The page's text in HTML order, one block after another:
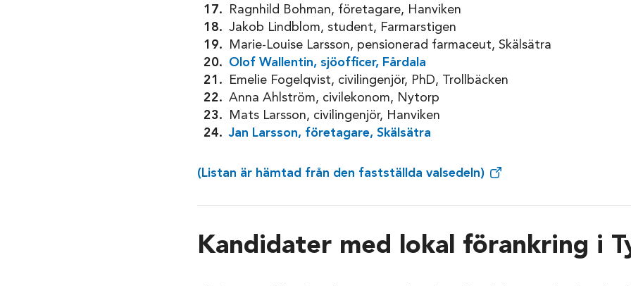
Ragnhild Bohman, företagare, Hanviken
Jakob Lindblom, student, Farmarstigen
Marie-Louise Larsson, pensionerad farmaceut, Skälsätra
Olof Wallentin, sjöofficer, Fårdala
Emelie Fogelqvist, civilingenjör, PhD, Trollbäcken
Anna Ahlström, civilekonom, Nytorp
Mats Larsson, civilingenjör, Hanviken
Jan Larsson, företagare, Skälsätra
(Listan är hämtad från den fastställda valsedeln)
Kandidater med lokal förankring i